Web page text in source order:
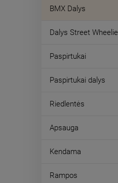
BMX Dalys
Dalys Street Wheelie
Paspirtukai
Paspirtukai dalys
Riedlentės
Apsauga
Kendama
Rampos